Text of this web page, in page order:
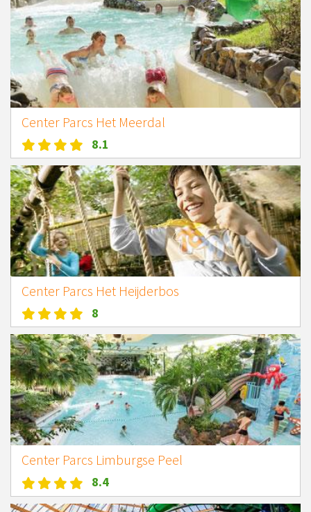
Center Parcs Het Meerdal
8.1
Center Parcs Het Heijderbos
8
Center Parcs Limburgse Peel
8.4